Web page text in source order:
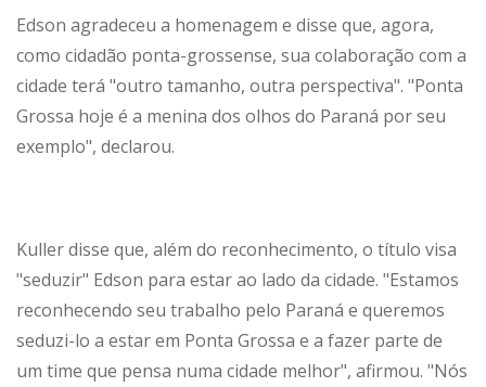
Edson agradeceu a homenagem e disse que, agora,
como cidadão ponta-grossense, sua colaboração com a
cidade terá "outro tamanho, outra perspectiva". "Ponta
Grossa hoje é a menina dos olhos do Paraná por seu
exemplo", declarou.
Kuller disse que, além do reconhecimento, o título visa
"seduzir" Edson para estar ao lado da cidade. "Estamos
reconhecendo seu trabalho pelo Paraná e queremos
seduzi-lo a estar em Ponta Grossa e a fazer parte de
um time que pensa numa cidade melhor", afirmou. "Nós